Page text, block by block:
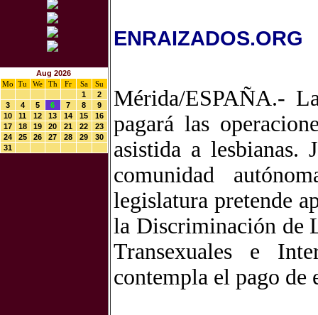
Aug 2026
Mo
Tu We Th Fr Sa
Su
1
2
3
4 5 6 7 8
9
10
11 12 13 14 15
16
17
18 19 20 21 22
23
24
25 26 27 28 29
30
31
ENRAIZADOS.ORG
Mérida/ESPAÑA.-
pagará las
asistida a lesbianas.
comunidad
legislatura pretende
la Discriminación de
Transexuales e
contempla el pago de